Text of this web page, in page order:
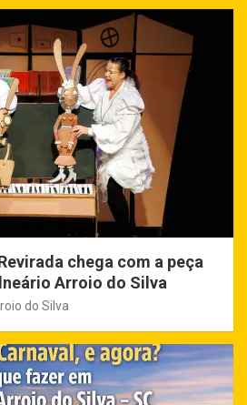
chega com a peça
Arroio do Silva
do Silva